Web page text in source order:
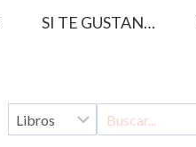
SI TE GUSTAN…